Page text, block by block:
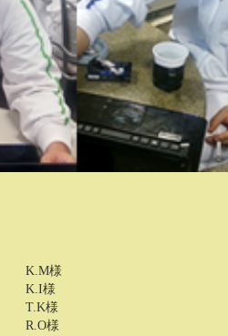
K.M様
K.I様
T.K様
R.O様